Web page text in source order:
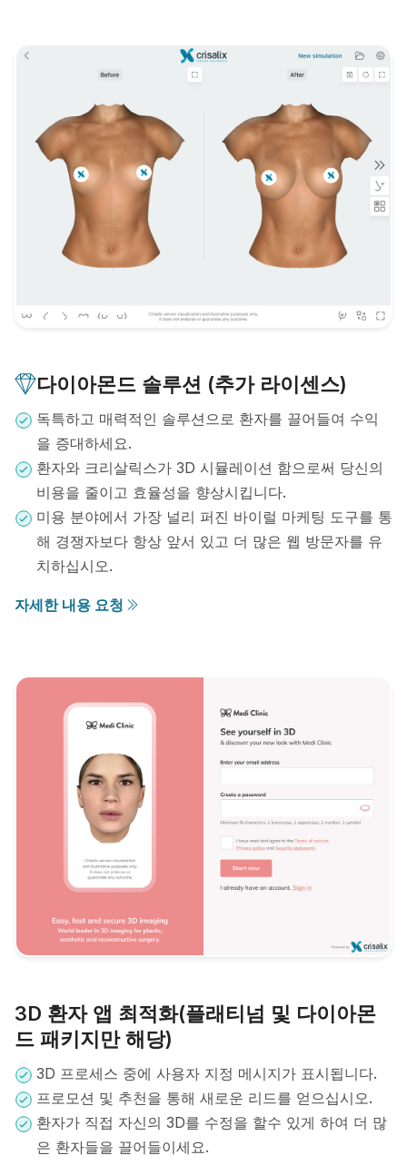
다이아몬드 솔루션 (추가 라이센스)
독특하고 매력적인 솔루션으로 환자를 끌어들여 수익
을 증대하세요.
환자와 크리살릭스가 3D 시뮬레이션 함으로써 당신의
비용을 줄이고 효율성을 향상시킵니다.
미용 분야에서 가장 널리 퍼진 바이럴 마케팅 도구를 통
해 경쟁자보다 항상 앞서 있고 더 많은 웹 방문자를 유
치하십시오.
자세한 내용 요청
3D 환자 앱 최적화(플래티넘 및 다이아몬
드 패키지만 해당)
3D 프로세스 중에 사용자 지정 메시지가 표시됩니다.
프로모션 및 추천을 통해 새로운 리드를 얻으십시오.
환자가 직접 자신의 3D를 수정을 할수 있게 하여 더 많
은 환자들을 끌어들이세요.